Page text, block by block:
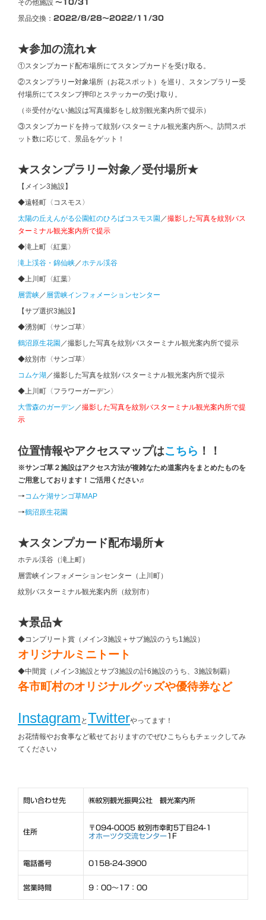
その他施設 ～10/31
景品交換： 2022/8/28～2022/11/30
★参加の流れ★
①スタンプカード配布場所にてスタンプカードを受け取る。
②スタンプラリー対象場所（お花スポット）を巡り、スタンプラリー受
付場所にてスタンプ押印とステッカーの受け取り。
（※受付がない施設は写真撮影をし紋別観光案内所で提示）
③スタンプカードを持って紋別バスターミナル観光案内所へ。訪問スポ
ット数に応じて、景品をゲット！
★スタンプラリー対象／受付場所★
【メイン3施設】
◆遠軽町〈コスモス〉
太陽の丘えんがる公園虹のひろばコスモス園 ／撮影した写真を紋別バス
ターミナル観光案内所で提示
◆滝上町〈紅葉〉
滝上渓谷・錦仙峡 ／ ホテル渓谷
◆上川町〈紅葉〉
層雲峡 ／ 層雲峡インフォメーションセンター
【サブ選択3施設】
◆湧別町〈サンゴ草〉
鶴沼原生花園 ／撮影した写真を紋別バスターミナル観光案内所で提示
◆紋別市〈サンゴ草〉
コムケ湖 ／撮影した写真を紋別バスターミナル観光案内所で提示
◆上川町〈フラワーガーデン〉
大雪森のガーデン ／撮影した写真を紋別バスターミナル観光案内所で提
示
位置情報やアクセスマップはこちら ！！
※サンゴ草２施設はアクセス方法が複雑なため道案内をまとめたものを
ご用意しております！ご活用ください♬
→コムケ湖サンゴ草MAP
→鶴沼原生花園
★スタンプカード配布場所★
ホテル渓谷（滝上町）
層雲峡インフォメーションセンター（上川町）
紋別バスターミナル観光案内所（紋別市）
★景品★
◆コンプリート賞（メイン3施設＋サブ施設のうち1施設）
オリジナルミニトート
◆中間賞（メイン3施設とサブ3施設の計6施設のうち、3施設制覇）
各市町村のオリジナルグッズや優待券など
Instagram と Twitterやってます！
お花情報やお食事など載せておりますのでぜひこちらもチェックしてみ
てください♪
問い合わせ先 ㈱紋別観光振興公社 観光案内所
住所
〒094-0005 紋別市幸町5丁目24-1
オホーツク交流センター1F
電話番号 0158-24-3900
営業時間 9：00～17：00